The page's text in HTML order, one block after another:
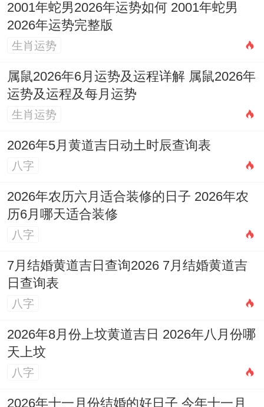
顺，之前的部分阻滞有望找到突破口。
健康方面金旺克木。要开始关注肝胆为你，
这数月是承上启下的关键，宜前半年的得
失，为年底冲刺做准备，同时通过阅读、学
十一至腊月运势：冬藏蓄力，静待来年春暖
等到岁末的农历十一月（丙子月）与十二月
（丁丑月）。水势强旺，与流年午火形成子
午相冲、丑午相害的格局，这代表着年末并
非平静收尾之时反而可能因突发的变化或旧
事重提而再起波澜，财务上可能会有意料之
外的支出或账款回收困难。
事业上年底考核、压力大。要小心避免在最
终关头因细节疏忽而前功尽弃，子月冲太岁
方，午月火旺，但子水来冲，需特别注意心
2001年蛇男2026年运势如何 2001年蛇男
2026年运势完整版
生肖运势
属鼠2026年6月运势及运程详解 属鼠2026年
运势及运程及每月运势
生肖运势
2026年5月黄道吉日动土时辰查询表
八字
2026年农历六月适合装修的日子 2026年农
历6月哪天适合装修
八字
7月结婚黄道吉日查询2026 7月结婚黄道吉
日查询表
八字
2026年8月份上坟黄道吉日 2026年八月份哪
天上坟
八字
2026年十一月份结婚的好日子 今年十一月